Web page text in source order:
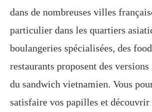
dans de nombreuses villes
particulier dans les quartiers
boulangeries spécialisées, des
restaurants proposent des versions
du sandwich vietnamien. Vous
satisfaire vos papilles et découvrir